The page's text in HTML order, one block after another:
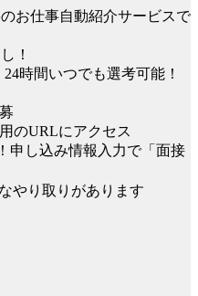
お仕事自動紹介サービスで
！
時間いつでも選考可能！
のURLにアクセス
申し込み情報入力で「面接
やり取りがあります